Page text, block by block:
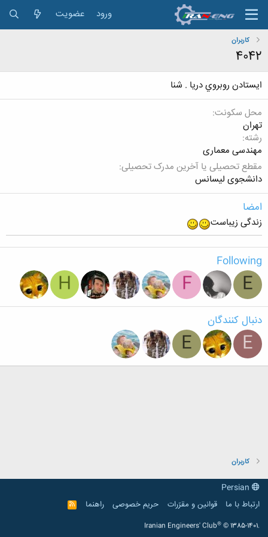
ورود عضویت
کاربران
4042
ايستادن روبروي دريا . شنا
محل سکونت
تهران
رشته
مهندسی معماری
مقطع تحصیلی یا آخرین مدرک تحصیلی
دانشجوی لیسانس
امضا
زندگی زیباست
Following
E
F
H
دنبال کنندگان
E
E
کاربران
ارتباط با ما
قوانین و مقرّرات حریم خصوصی راهنما
R
S
Iranian Engineers' Club® © 1385-1401.